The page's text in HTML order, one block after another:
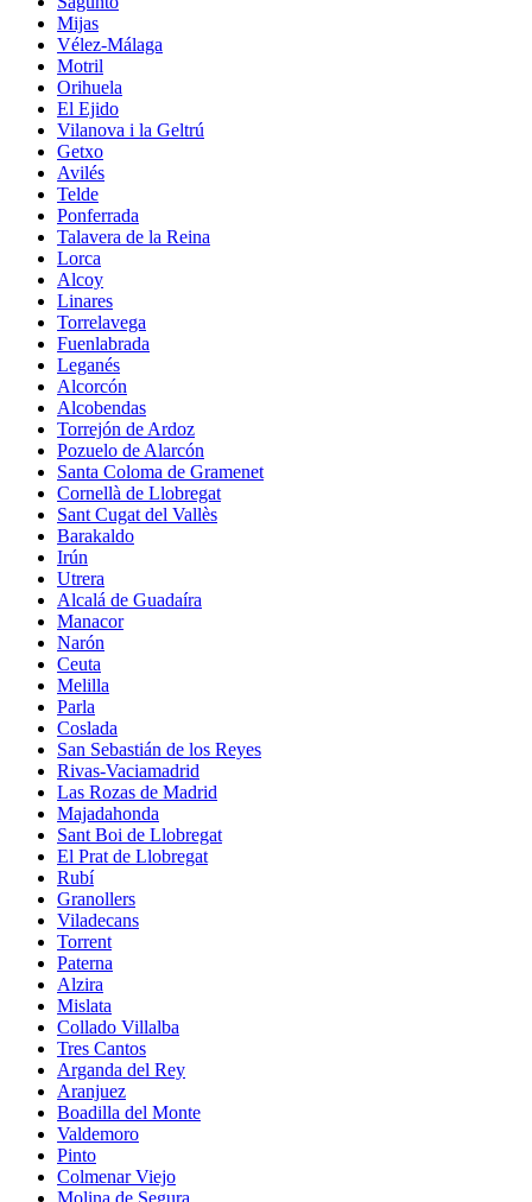
Mijas
Vélez-Málaga
Motril
Orihuela
El Ejido
Vilanova i la Geltrú
Getxo
Avilés
Telde
Ponferrada
Talavera de la Reina
Lorca
Alcoy
Linares
Torrelavega
Fuenlabrada
Leganés
Alcorcón
Alcobendas
Torrejón de Ardoz
Pozuelo de Alarcón
Santa Coloma de Gramenet
Cornellà de Llobregat
Sant Cugat del Vallès
Barakaldo
Irún
Utrera
Alcalá de Guadaíra
Manacor
Narón
Ceuta
Melilla
Parla
Coslada
San Sebastián de los Reyes
Rivas-Vaciamadrid
Las Rozas de Madrid
Majadahonda
Sant Boi de Llobregat
El Prat de Llobregat
Rubí
Granollers
Viladecans
Torrent
Paterna
Alzira
Mislata
Collado Villalba
Tres Cantos
Arganda del Rey
Aranjuez
Boadilla del Monte
Valdemoro
Pinto
Colmenar Viejo
Molina de Segura